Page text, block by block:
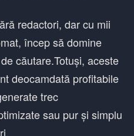
redactori, dar cu mii
încep să domine
căutare.Totuși, aceste
deocamdată profitabile
trec
sau pur și simplu